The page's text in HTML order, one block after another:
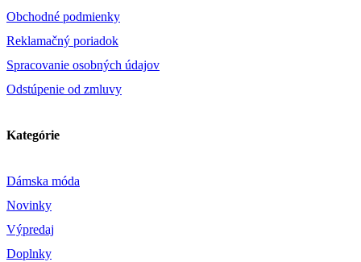
Obchodné podmienky
Reklamačný poriadok
Spracovanie osobných údajov
Odstúpenie od zmluvy
Kategórie
Dámska móda
Novinky
Výpredaj
Doplnky